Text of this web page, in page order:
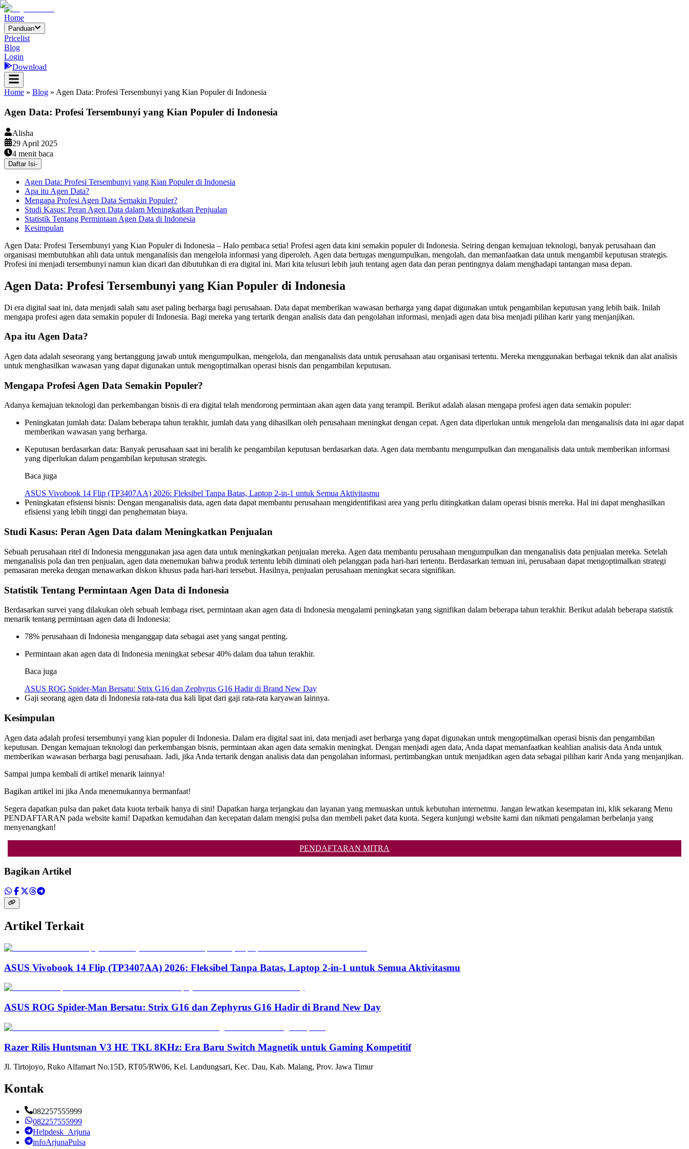
Home
Panduan
Pricelist
Blog
Login
Download
Home » Blog » Agen Data: Profesi Tersembunyi yang Kian Populer di Indonesia
Agen Data: Profesi Tersembunyi yang Kian Populer di Indonesia
Alisha
29 April 2025
4 menit baca
Daftar Isi-
Agen Data: Profesi Tersembunyi yang Kian Populer di Indonesia
Apa itu Agen Data?
Mengapa Profesi Agen Data Semakin Populer?
Studi Kasus: Peran Agen Data dalam Meningkatkan Penjualan
Statistik Tentang Permintaan Agen Data di Indonesia
Kesimpulan
Agen Data: Profesi Tersembunyi yang Kian Populer di Indonesia – Halo pembaca setia! Profesi agen data kini semakin populer di Indonesia. Seiring dengan kemajuan teknologi, banyak perusahaan dan
organisasi membutuhkan ahli data untuk menganalisis dan mengelola informasi yang diperoleh. Agen data bertugas mengumpulkan, mengolah, dan memanfaatkan data untuk mengambil keputusan strategis.
Profesi ini menjadi tersembunyi namun kian dicari dan dibutuhkan di era digital ini. Mari kita telusuri lebih jauh tentang agen data dan peran pentingnya dalam menghadapi tantangan masa depan.
Agen Data: Profesi Tersembunyi yang Kian Populer di Indonesia
Di era digital saat ini, data menjadi salah satu aset paling berharga bagi perusahaan. Data dapat memberikan wawasan berharga yang dapat digunakan untuk pengambilan keputusan yang lebih baik. Inilah
mengapa profesi agen data semakin populer di Indonesia. Bagi mereka yang tertarik dengan analisis data dan pengolahan informasi, menjadi agen data bisa menjadi pilihan karir yang menjanjikan.
Apa itu Agen Data?
Agen data adalah seseorang yang bertanggung jawab untuk mengumpulkan, mengelola, dan menganalisis data untuk perusahaan atau organisasi tertentu. Mereka menggunakan berbagai teknik dan alat analisis
untuk menghasilkan wawasan yang dapat digunakan untuk mengoptimalkan operasi bisnis dan pengambilan keputusan.
Mengapa Profesi Agen Data Semakin Populer?
Adanya kemajuan teknologi dan perkembangan bisnis di era digital telah mendorong permintaan akan agen data yang terampil. Berikut adalah alasan mengapa profesi agen data semakin populer:
Peningkatan jumlah data: Dalam beberapa tahun terakhir, jumlah data yang dihasilkan oleh perusahaan meningkat dengan cepat. Agen data diperlukan untuk mengelola dan menganalisis data ini agar dapat
memberikan wawasan yang berharga.
Keputusan berdasarkan data: Banyak perusahaan saat ini beralih ke pengambilan keputusan berdasarkan data. Agen data membantu mengumpulkan dan menganalisis data untuk memberikan informasi
yang diperlukan dalam pengambilan keputusan strategis.
Baca juga
ASUS Vivobook 14 Flip (TP3407AA) 2026: Fleksibel Tanpa Batas, Laptop 2-in-1 untuk Semua Aktivitasmu
Peningkatan efisiensi bisnis: Dengan menganalisis data, agen data dapat membantu perusahaan mengidentifikasi area yang perlu ditingkatkan dalam operasi bisnis mereka. Hal ini dapat menghasilkan
efisiensi yang lebih tinggi dan penghematan biaya.
Studi Kasus: Peran Agen Data dalam Meningkatkan Penjualan
Sebuah perusahaan ritel di Indonesia menggunakan jasa agen data untuk meningkatkan penjualan mereka. Agen data membantu perusahaan mengumpulkan dan menganalisis data penjualan mereka. Setelah
menganalisis pola dan tren penjualan, agen data menemukan bahwa produk tertentu lebih diminati oleh pelanggan pada hari-hari tertentu. Berdasarkan temuan ini, perusahaan dapat mengoptimalkan strategi
pemasaran mereka dengan menawarkan diskon khusus pada hari-hari tersebut. Hasilnya, penjualan perusahaan meningkat secara signifikan.
Statistik Tentang Permintaan Agen Data di Indonesia
Berdasarkan survei yang dilakukan oleh sebuah lembaga riset, permintaan akan agen data di Indonesia mengalami peningkatan yang signifikan dalam beberapa tahun terakhir. Berikut adalah beberapa statistik
menarik tentang permintaan agen data di Indonesia:
78% perusahaan di Indonesia menganggap data sebagai aset yang sangat penting.
Permintaan akan agen data di Indonesia meningkat sebesar 40% dalam dua tahun terakhir.
Baca juga
ASUS ROG Spider-Man Bersatu: Strix G16 dan Zephyrus G16 Hadir di Brand New Day
Gaji seorang agen data di Indonesia rata-rata dua kali lipat dari gaji rata-rata karyawan lainnya.
Kesimpulan
Agen data adalah profesi tersembunyi yang kian populer di Indonesia. Dalam era digital saat ini, data menjadi aset berharga yang dapat digunakan untuk mengoptimalkan operasi bisnis dan pengambilan
keputusan. Dengan kemajuan teknologi dan perkembangan bisnis, permintaan akan agen data semakin meningkat. Dengan menjadi agen data, Anda dapat memanfaatkan keahlian analisis data Anda untuk
memberikan wawasan berharga bagi perusahaan. Jadi, jika Anda tertarik dengan analisis data dan pengolahan informasi, pertimbangkan untuk menjadikan agen data sebagai pilihan karir Anda yang menjanjikan.
Sampai jumpa kembali di artikel menarik lainnya!
Bagikan artikel ini jika Anda menemukannya bermanfaat!
Segera dapatkan pulsa dan paket data kuota terbaik hanya di sini! Dapatkan harga terjangkau dan layanan yang memuaskan untuk kebutuhan internetmu. Jangan lewatkan kesempatan ini, klik sekarang Menu
PENDAFTARAN pada website kami! Dapatkan kemudahan dan kecepatan dalam mengisi pulsa dan membeli paket data kuota. Segera kunjungi website kami dan nikmati pengalaman berbelanja yang
menyenangkan!
PENDAFTARAN MITRA
Bagikan Artikel
Artikel Terkait
ASUS Vivobook 14 Flip (TP3407AA) 2026: Fleksibel Tanpa Batas, Laptop 2-in-1 untuk Semua Aktivitasmu
ASUS ROG Spider-Man Bersatu: Strix G16 dan Zephyrus G16 Hadir di Brand New Day
Razer Rilis Huntsman V3 HE TKL 8KHz: Era Baru Switch Magnetik untuk Gaming Kompetitif
Jl. Tirtojoyo, Ruko Alfamart No.15D, RT05/RW06, Kel. Landungsari, Kec. Dau, Kab. Malang, Prov. Jawa Timur
Kontak
082257555999
082257555999
Helpdesk_Arjuna
infoArjunaPulsa